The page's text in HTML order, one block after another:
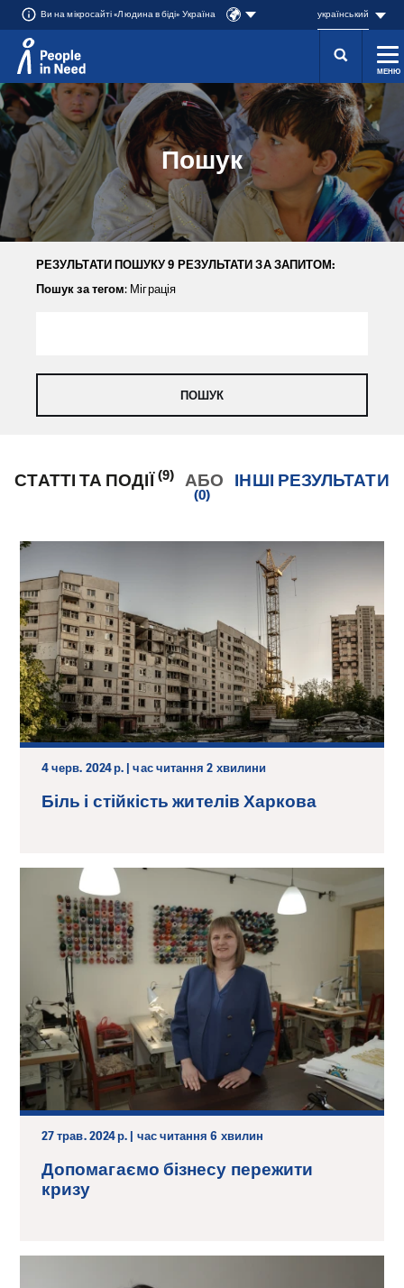
Přeskočit na obsah
Ви на мікросайті «Людина в біді» Україна український
МЕНЮ
Пошук
РЕЗУЛЬТАТИ ПОШУКУ 9 РЕЗУЛЬТАТИ ЗА ЗАПИТОМ:
Пошук за тегом: Міграція
СТАТТІ ТА ПОДІЇ (9) АБО ІНШІ РЕЗУЛЬТАТИ
(0)
4 черв. 2024 р. | час читання 2 хвилини
Біль і стійкість жителів Харкова
27 трав. 2024 р. | час читання 6 хвилин
Допомагаємо бізнесу пережити
кризу